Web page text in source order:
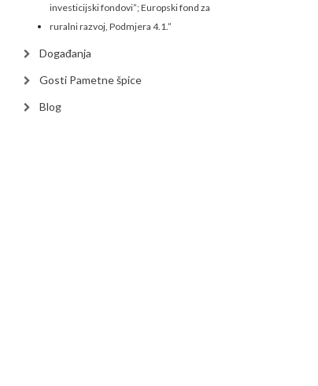
investicijski fondovi”; Europski fond za
ruralni razvoj, Podmjera 4.1.”
Događanja
Gosti Pametne špice
Blog